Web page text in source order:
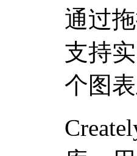
通过
支持
个图